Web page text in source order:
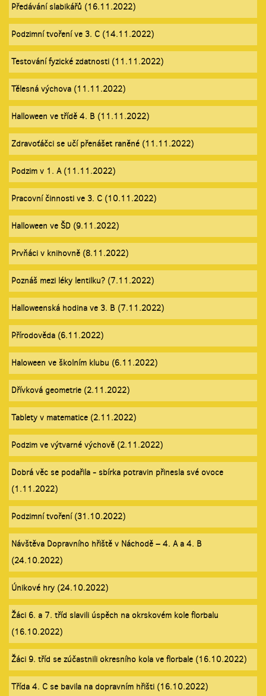
Předávání slabikářů (16.11.2022)
Podzimní tvoření ve 3. C (14.11.2022)
Testování fyzické zdatnosti (11.11.2022)
Tělesná výchova (11.11.2022)
Halloween ve třídě 4. B (11.11.2022)
Zdravoťáčci se učí přenášet raněné (11.11.2022)
Podzim v 1. A (11.11.2022)
Pracovní činnosti ve 3. C (10.11.2022)
Halloween ve ŠD (9.11.2022)
Prvňáci v knihovně (8.11.2022)
Poznáš mezi léky lentilku? (7.11.2022)
Halloweenská hodina ve 3. B (7.11.2022)
Přírodověda (6.11.2022)
Haloween ve školním klubu (6.11.2022)
Dřívková geometrie (2.11.2022)
Tablety v matematice (2.11.2022)
Podzim ve výtvarné výchově (2.11.2022)
Dobrá věc se podařila - sbírka potravin přinesla své ovoce
(1.11.2022)
Podzimní tvoření (31.10.2022)
Návštěva Dopravního hřiště v Náchodě – 4. A a 4. B
(24.10.2022)
Únikové hry (24.10.2022)
Žáci 6. a 7. tříd slavili úspěch na okrskovém kole florbalu
(16.10.2022)
Žáci 9. tříd se zúčastnili okresního kola ve florbale (16.10.2022)
Třída 4. C se bavila na dopravním hřišti (16.10.2022)